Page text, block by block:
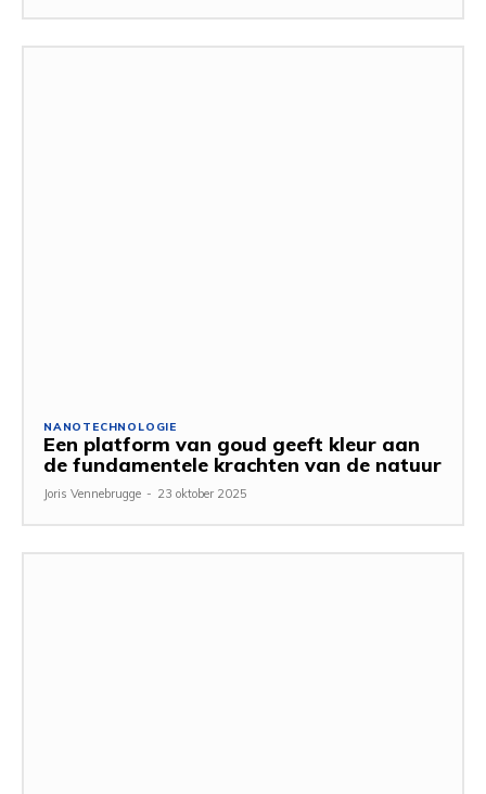
NANOTECHNOLOGIE
Een platform van goud geeft kleur aan
de fundamentele krachten van de natuur
Joris Vennebrugge - 23 oktober 2025